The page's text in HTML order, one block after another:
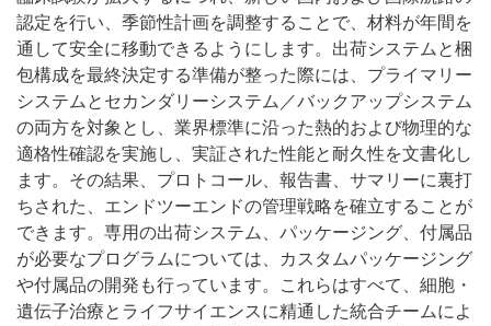
認定を行い、季節性計画を調整することで、材料が年間を
通して安全に移動できるようにします。出荷システムと梱
包構成を最終決定する準備が整った際には、プライマリー
システムとセカンダリーシステム／バックアップシステム
の両方を対象とし、業界標準に沿った熱的および物理的な
適格性確認を実施し、実証された性能と耐久性を文書化し
ます。その結果、プロトコール、報告書、サマリーに裏打
ちされた、エンドツーエンドの管理戦略を確立することが
できます。専用の出荷システム、パッケージング、付属品
が必要なプログラムについては、カスタムパッケージング
や付属品の開発も行っています。これらはすべて、細胞・
遺伝子治療とライフサイエンスに精通した統合チームによ